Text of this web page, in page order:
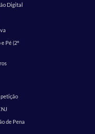
Digital
Pé (2º
de Pena